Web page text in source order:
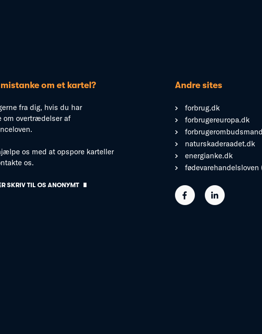
om et kartel?
fra dig, hvis du har
om overtrædelser af
os med at opspore karteller
os.
SKRIV TIL OS ANONYMT
Andre sites
forbrug.dk
forbrugereuropa.dk
naturskaderaadet.dk
energianke.dk
fødevarehandelsloven